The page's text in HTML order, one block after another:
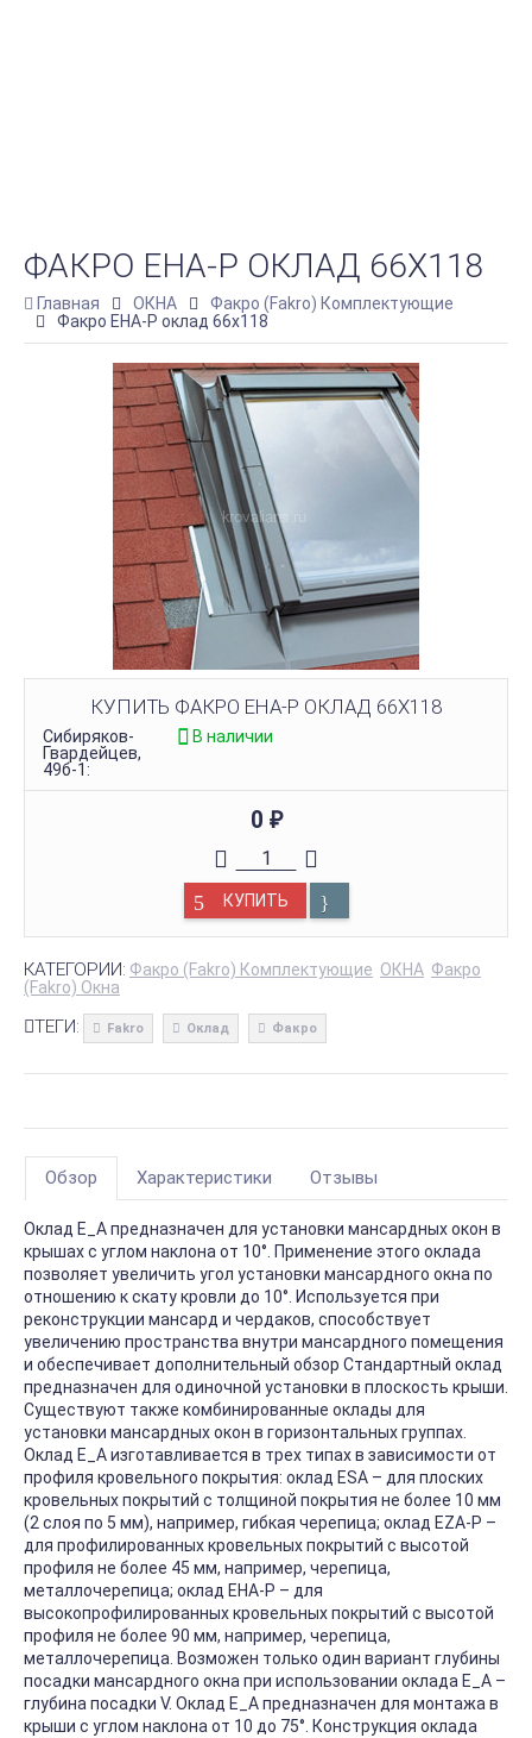
ФАКРО EHA-Р ОКЛАД 66Х118
Главная ОКНА
Факро (Fakro) Комплектующие
Факро EHA-Р оклад 66х118
КУПИТЬ ФАКРО EHA-Р ОКЛАД 66Х118
Сибиряков-
Гвардейцев,
49б-1:
В наличии
0 ₽
КУПИТЬ
КАТЕГОРИИ: Факро (Fakro) Комплектующие ОКНА Факро
(Fakro) Окна
ТЕГИ: Fakro Оклад Факро
Обзор Характеристики Отзывы
Оклад Е_А предназначен для установки мансардных окон в
крышах с углом наклона от 10°. Применение этого оклада
позволяет увеличить угол установки мансардного окна по
отношению к скату кровли до 10°. Используется при
реконструкции мансард и чердаков, способствует
увеличению пространства внутри мансардного помещения
и обеспечивает дополнительный обзор Стандартный оклад
предназначен для одиночной установки в плоскость крыши.
Существуют также комбинированные оклады для
установки мансардных окон в горизонтальных группах.
Оклад E_А изготавливается в трех типах в зависимости от
профиля кровельного покрытия: оклад ESA – для плоских
кровельных покрытий с толщиной покрытия не более 10 мм
(2 слоя по 5 мм), например, гибкая черепица; оклад EZA-P –
для профилированных кровельных покрытий с высотой
профиля не более 45 мм, например, черепица,
металлочерепица; оклад EHA-P – для
высокопрофилированных кровельных покрытий с высотой
профиля не более 90 мм, например, черепица,
металлочерепица. Возможен только один вариант глубины
посадки мансардного окна при использовании оклада E_A –
глубина посадки V. Оклад E_А предназначен для монтажа в
крыши с углом наклона от 10 до 75°. Конструкция оклада